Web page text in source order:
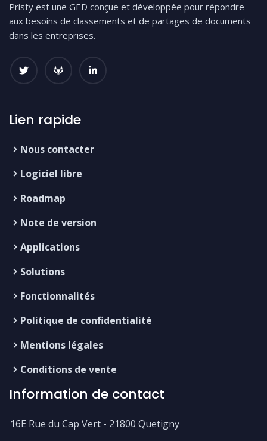
Pristy est une GED conçue et développée pour répondre
aux besoins de classements et de partages de documents
dans les entreprises.
Lien rapide
Nous contacter
Logiciel libre
Roadmap
Note de version
Applications
Solutions
Fonctionnalités
Politique de confidentialité
Mentions légales
Conditions de vente
Information de contact
16E Rue du Cap Vert - 21800 Quetigny